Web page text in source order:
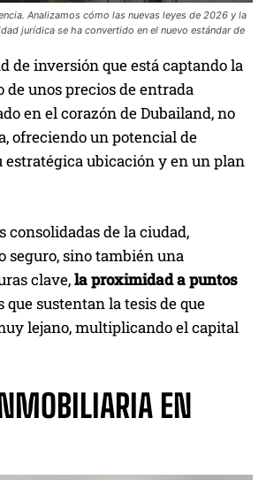
Analizamos cómo las nuevas leyes de 2026 y la
jurídica se ha convertido en el nuevo estándar de
de inversión que está captando la
unos precios de entrada
en el corazón de Dubailand, no
ofreciendo un potencial de
estratégica ubicación y en un plan
consolidadas de la ciudad,
seguro, sino también una
clave,la proximidad a puntos
sustentan la tesis de que
lejano, multiplicando el capital
EN